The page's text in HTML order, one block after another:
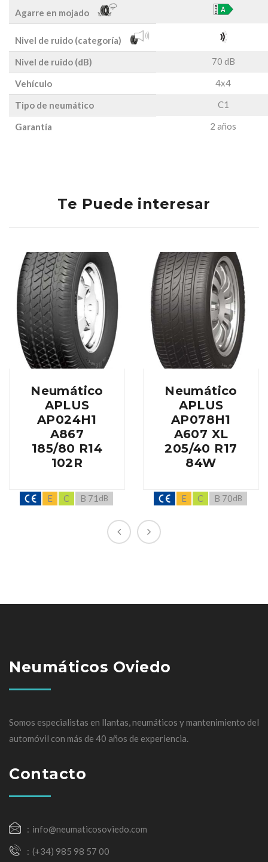
Agarre en mojado
Nivel de ruido (categoría)
Nivel de ruido (dB)
70 dB
Vehículo 4x4
Tipo de neumático C1
Garantía 2 años
Te Puede interesar
Neumático
APLUS
AP024H1
A867
185/80 R14
102R
E C B 71 dB
Neumático
APLUS
AP078H1
A607 XL
205/40 R17
84W
E C B 70dB
Neumáticos Oviedo
Somos especialistas en llantas, neumáticos y mantenimiento del
automóvil con más de 40 años de experiencia.
Contacto
info@neumaticosoviedo.com
(+34) 985 98 57 00